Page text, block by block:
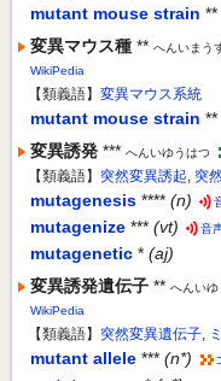
mutant mouse strain **
変異マウス種 ** へんいまう
WikiPedia
【類義語】 変異マウス系統
mutant mouse strain **
変異誘発 *** へんいゆうはつ
【類義語】 突然変異誘起, 突
mutagenesis **** (n)
mutagenize *** (vt) 音
mutagenetic * (aj)
変異誘発遺伝子 ** へんいゆ
WikiPedia
【類義語】 突然変異遺伝子,
mutant allele *** (n*)